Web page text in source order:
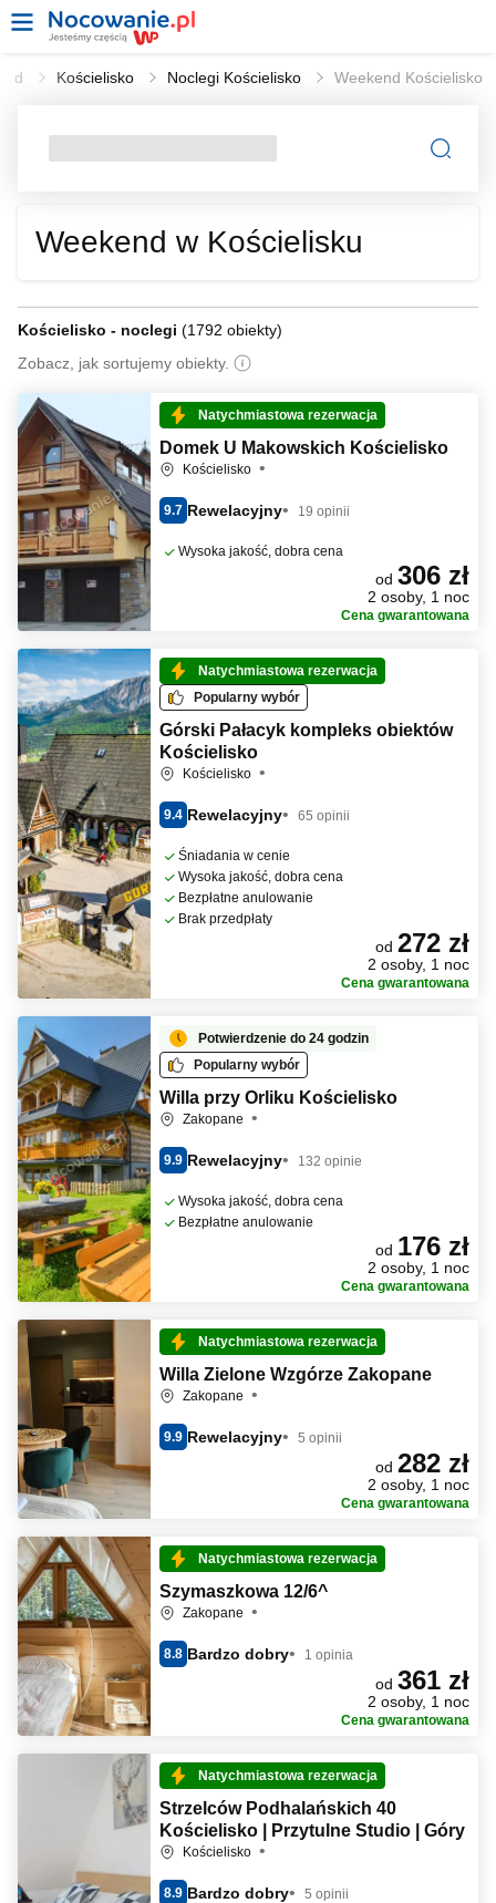
Kościelisko Noclegi Kościelisko Weekend Kościelisko
Weekend w Kościelisku
Kościelisko - noclegi (1792 obiekty)
Zobacz, jak sortujemy obiekty.
Natychmiastowa rezerwacja
Domek U Makowskich Kościelisko
Kościelisko
9.7 Rewelacyjny 19 opinii
Wysoka jakość, dobra cena
od 306 zł
2 osoby, 1 noc
Cena gwarantowana
Natychmiastowa rezerwacja
Popularny wybór
Górski Pałacyk kompleks obiektów
Kościelisko
Kościelisko
9.4 Rewelacyjny 65 opinii
Śniadania w cenie
Wysoka jakość, dobra cena
Bezpłatne anulowanie
Brak przedpłaty
od 272 zł
2 osoby, 1 noc
Cena gwarantowana
Potwierdzenie do 24 godzin
Popularny wybór
Willa przy Orliku Kościelisko
Zakopane
9.9 Rewelacyjny 132 opinie
Wysoka jakość, dobra cena
Bezpłatne anulowanie
od 176 zł
2 osoby, 1 noc
Cena gwarantowana
Natychmiastowa rezerwacja
Willa Zielone Wzgórze Zakopane
Zakopane
9.9 Rewelacyjny 5 opinii
od 282 zł
2 osoby, 1 noc
Cena gwarantowana
Natychmiastowa rezerwacja
Szymaszkowa 12/6^
Zakopane
8.8 Bardzo dobry 1 opinia
od 361 zł
2 osoby, 1 noc
Cena gwarantowana
Natychmiastowa rezerwacja
Strzelców Podhalańskich 40
Kościelisko | Przytulne Studio | Góry
Kościelisko
8.9 Bardzo dobry 5 opinii